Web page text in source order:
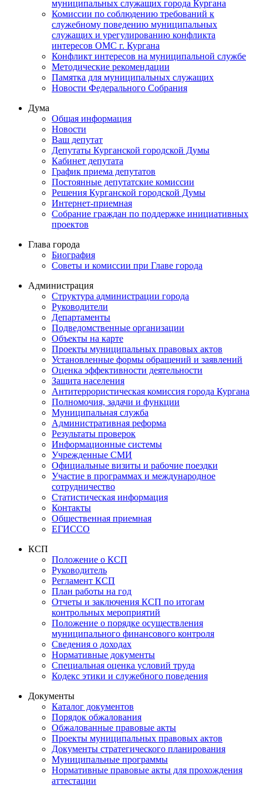
муниципальных служащих города Кургана
Комиссии по соблюдению требований к
служебному поведению муниципальных
служащих и урегулированию конфликта
интересов ОМС г. Кургана
Конфликт интересов на муниципальной службе
Методические рекомендации
Памятка для муниципальных служащих
Новости Федерального Cобрания
Дума
Общая информация
Новости
Ваш депутат
Депутаты Курганской городской Думы
Кабинет депутата
График приема депутатов
Постоянные депутатские комиссии
Решения Курганской городской Думы
Интернет-приемная
Собрание граждан по поддержке инициативных
проектов
Глава города
Биография
Советы и комиссии при Главе города
Администрация
Структура администрации города
Руководители
Департаменты
Подведомственные организации
Объекты на карте
Проекты муниципальных правовых актов
Установленные формы обращений и заявлений
Оценка эффективности деятельности
Защита населения
Антитеррористическая комиссия города Кургана
Полномочия, задачи и функции
Муниципальная служба
Административная реформа
Результаты проверок
Информационные системы
Учрежденные СМИ
Официальные визиты и рабочие поездки
Участие в программах и международное
сотрудничество
Статистическая информация
Контакты
Общественная приемная
ЕГИССО
КСП
Положение о КСП
Руководитель
Регламент КСП
План работы на год
Отчеты и заключения КСП по итогам
контрольных мероприятий
Положение о порядке осуществления
муниципального финансового контроля
Сведения о доходах
Нормативные документы
Специальная оценка условий труда
Кодекс этики и служебного поведения
Документы
Каталог документов
Порядок обжалования
Обжалованные правовые акты
Проекты муниципальных правовых актов
Документы стратегического планирования
Муниципальные программы
Нормативные правовые акты для прохождения
аттестации